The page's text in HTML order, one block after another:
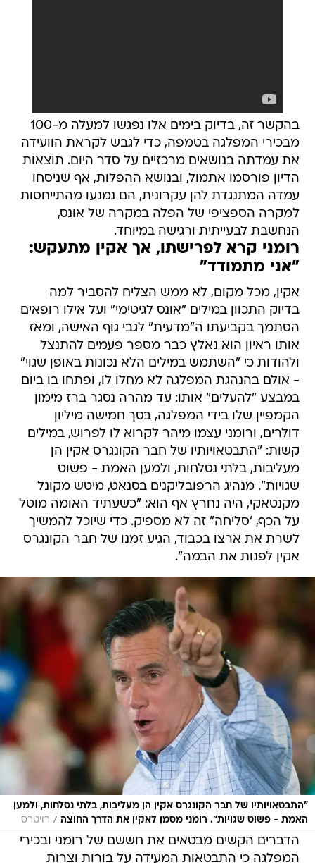
בהקשר זה, בדיוק בימים אלו נפגשו למעלה מ-100
מבכירי המפלגה בטמפה, כדי לגבש לקראת הוועידה
את עמדתה בנושאים מרכזיים על סדר היום. תוצאות
הדיון פורסמו אתמול, ובנושא ההפלות, אף שניסחו
עמדה המתנגדת להן עקרונית, הם נמנעו מהתייחסות
למקרה הספציפי של הפלה במקרה של אונס,
הנחשבת לבעייתית ורגישה במיוחד.
רומני קרא לפרישתו, אך אקין מתעקש:
"אני מתמודד"
אקין, מכל מקום, לא ממש הצליח להסביר למה
בדיוק התכוון במילים "אונס לגיטימי" ועל אילו רופאים
הסתמך בקביעתו ה"מדעית" לגבי גוף האישה, ומאז
אותו ראיון הוא נאלץ כבר מספר פעמים להתנצל
ולהודות כי "השתמש במילים הלא נכונות באופן שגוי"
- אולם בהנהגת המפלגה לא מחלו לו, ופתחו בו ביום
במבצע "להעלים" אותו: עד מהרה נסגר ברז מימון
הקמפיין שלו בידי המפלגה, בסך חמישה מיליון
דולרים, ורומני עצמו מיהר לקרוא לו לפרוש, במילים
קשות: "התבטאויותיו של חבר הקונגרס אקין הן
מעליבות, בלתי נסלחות, ולמען האמת - פשוט
שגויות". מנהיג הרפובליקנים בסנאט, מיטש מקונל
מקנטאקי, היה נחרץ אף הוא: "כשעתיד האומה מוטל
על הכף, 'סליחה" זה לא מספיק. כדי שיוכל להמשיך
לשרת את ארצו בכבוד, הגיע זמנו של חבר הקונגרס
אקין לפנות את הבמה".
"התבטאויותיו של חבר הקונגרס אקין הן מעליבות, בלתי נסלחות, ולמען
האמת - פשוט שגויות". רומני מסמן לאקין את הדרך החוצה / רויטרס
הדברים הקשים מבטאים את חששם של רומני ובכירי
המפלגה כי התבטאות המעידה על בורות וצרות